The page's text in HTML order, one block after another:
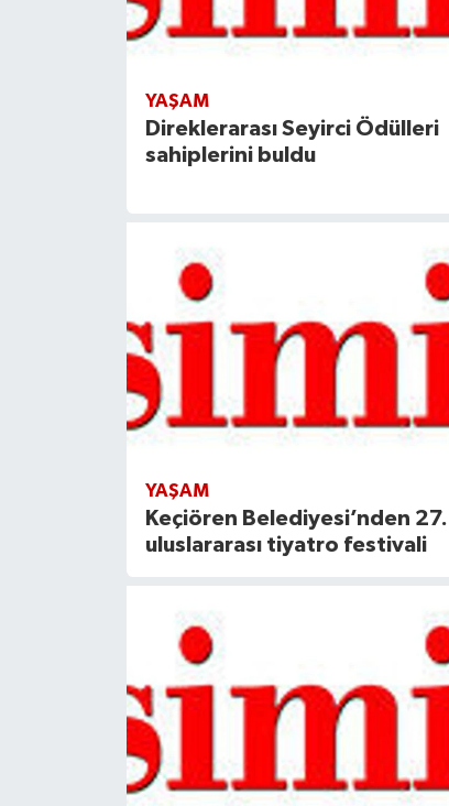
YAŞAM
Direklerarası Seyirci Ödülleri
sahiplerini buldu
YAŞAM
Keçiören Belediyesi’nden 27.
uluslararası tiyatro festivali